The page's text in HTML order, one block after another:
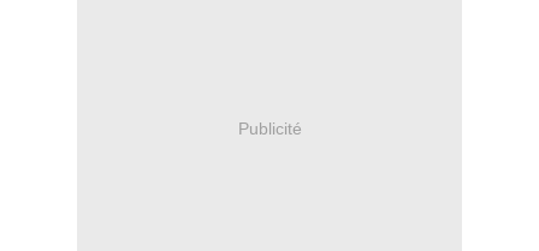
Publicité